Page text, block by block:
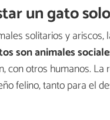
un gato
solitarios y ariscos,
son animales
con otros humanos.
felino, tanto para el